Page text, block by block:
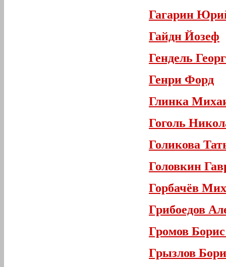
Гагарин
Гайдн Йозеф
Гендель
Генри Форд
Глинка
Гоголь
Голикова
Головкин
Горбачёв
Грибоедов
Громов
Грызлов